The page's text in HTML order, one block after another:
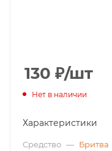
130 ₽/шт
Нет в наличии
Характеристики
Средство — Бритва